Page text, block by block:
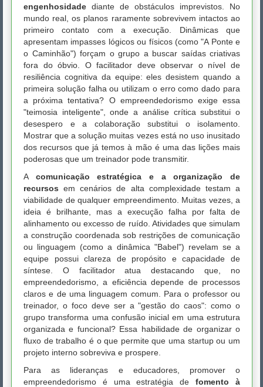
engenhosidade diante de obstáculos imprevistos. No
mundo real, os planos raramente sobrevivem intactos ao
primeiro contato com a execução. Dinâmicas que
apresentam impasses lógicos ou físicos (como "A Ponte e
o Caminhão") forçam o grupo a buscar saídas criativas
fora do óbvio. O facilitador deve observar o nível de
resiliência cognitiva da equipe: eles desistem quando a
primeira solução falha ou utilizam o erro como dado para
a próxima tentativa? O empreendedorismo exige essa
"teimosia inteligente", onde a análise crítica substitui o
desespero e a colaboração substitui o isolamento.
Mostrar que a solução muitas vezes está no uso inusitado
dos recursos que já temos à mão é uma das lições mais
poderosas que um treinador pode transmitir.
A comunicação estratégica e a organização de
recursos em cenários de alta complexidade testam a
viabilidade de qualquer empreendimento. Muitas vezes, a
ideia é brilhante, mas a execução falha por falta de
alinhamento ou excesso de ruído. Atividades que simulam
a construção coordenada sob restrições de comunicação
ou linguagem (como a dinâmica "Babel") revelam se a
equipe possui clareza de propósito e capacidade de
síntese. O facilitador atua destacando que, no
empreendedorismo, a eficiência depende de processos
claros e de uma linguagem comum. Para o professor ou
treinador, o foco deve ser a "gestão do caos": como o
grupo transforma uma confusão inicial em uma estrutura
organizada e funcional? Essa habilidade de organizar o
fluxo de trabalho é o que permite que uma startup ou um
projeto interno sobreviva e prospere.
Para as lideranças e educadores, promover o
empreendedorismo é uma estratégia defomento à